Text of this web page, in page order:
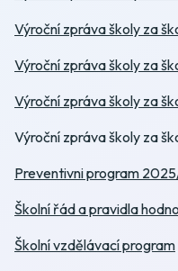
Výroční zpráva školy za
Výroční zpráva školy za
Výroční zpráva školy za
Výroční zpráva školy za
Preventivni program
Školní řád a pravidla
Školní vzdělávací program